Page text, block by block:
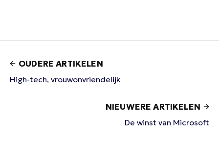
OUDERE ARTIKELEN
High-tech, vrouwonvriendelijk
NIEUWERE ARTIKELEN
De winst van Microsoft